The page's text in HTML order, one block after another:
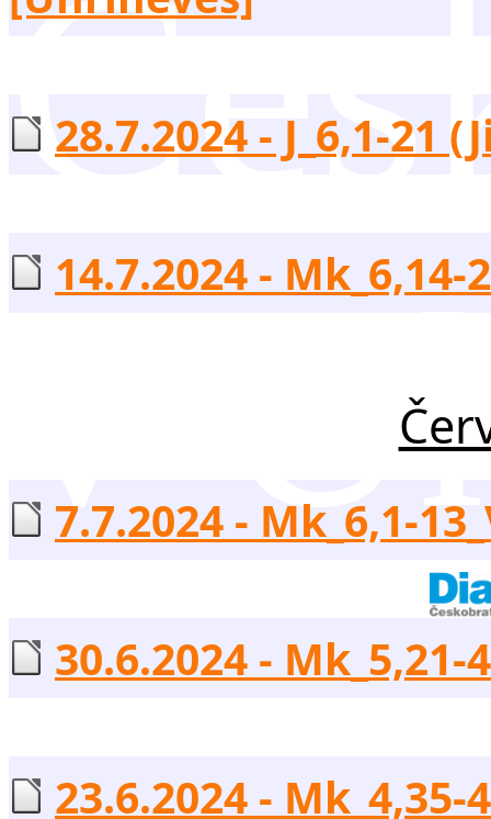
v
28.7.2024 - J_6,1-21
14.7.2024 -
7.7.2024 - Mk_6,1-
30.6.2024 -
23.6.2024 -